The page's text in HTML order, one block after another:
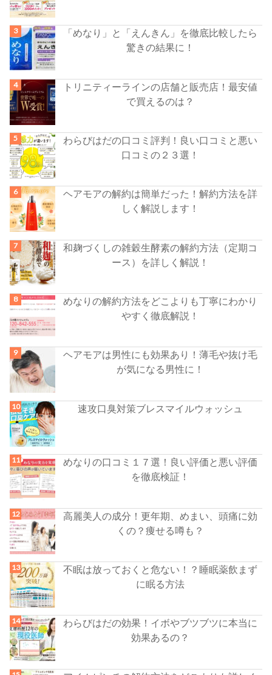
「めなり」と「えんきん」を徹底比較したら
驚きの結果に！
トリニティーラインの店舗と販売店！最安値
で買えるのは？
わらびはだの口コミ評判！良い口コミと悪い
口コミの２３選！
ヘアモアの解約は簡単だった！解約方法を詳
しく解説します！
和麹づくしの雑穀生酵素の解約方法（定期コ
ース）を詳しく解説！
めなりの解約方法をどこよりも丁寧にわかり
やすく徹底解説！
ヘアモアは男性にも効果あり！薄毛や抜け毛
が気になる男性に！
速攻口臭対策ブレスマイルウォッシュ
めなりの口コミ１７選！良い評価と悪い評価
を徹底検証！
高麗美人の成分！更年期、めまい、頭痛に効
くの？痩せる噂も？
不眠は放っておくと危ない！？睡眠薬飲まず
に眠る方法
わらびはだの効果！イボやブツブツに本当に
効果あるの？